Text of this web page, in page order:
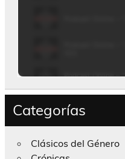
Categorías
Clásicos del Género